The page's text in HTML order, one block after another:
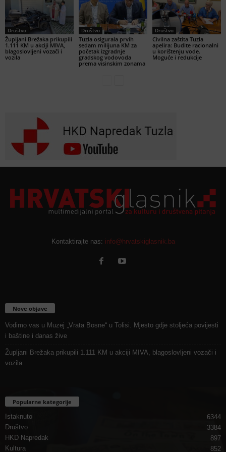
Društvo
Župljani Brežaka prikupili
1.111 KM u akciji MIVA,
blagoslovljeni vozači i
vozila
Društvo
Tuzla osigurala prvih
sedam milijuna KM za
početak izgradnje
gradskog vodovoda
prema visinskim zonama
Društvo
Civilna zaštita Tuzla
apelira: Budite racionalni
u korištenju vode.
Moguće i redukcije
Kontaktirajte nas: info@hrvatskiglasnik.ba
Nove objave
Vodimo vas u Muzej „Vrata Bosne“ u Tolisi. Mjesto gdje stoljeća povijesti
i baštine i danas žive
Župljani Brežaka prikupili 1.111 KM u akciji MIVA, blagoslovljeni vozači i
vozila
Popularne kategorije
Istaknuto
6344
Društvo
3384
HKD Napredak
897
Kultura
852